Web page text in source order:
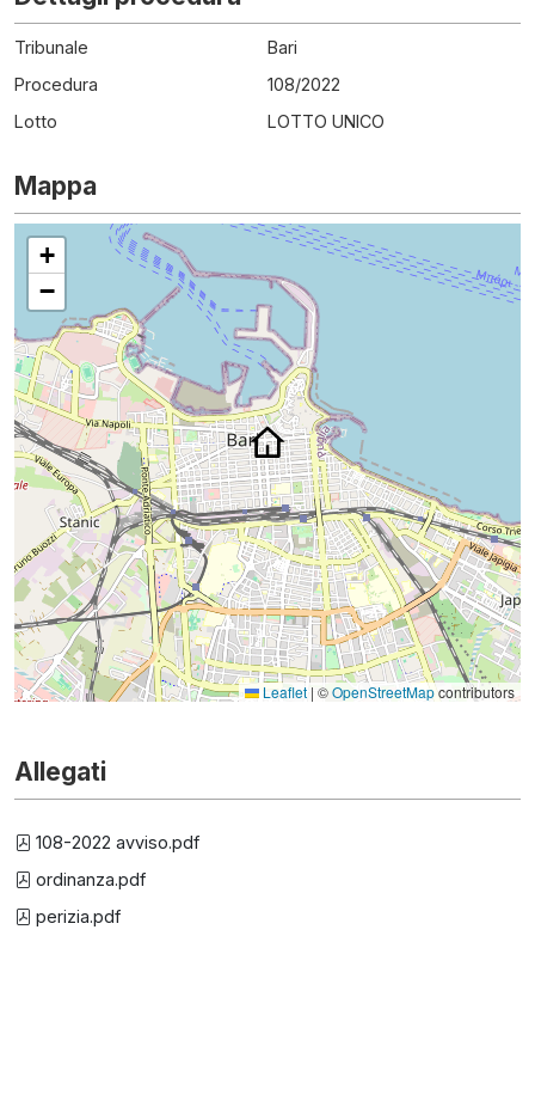
Tribunale
Bari
Procedura
108/2022
Lotto
LOTTO UNICO
Mappa
+
−
Leaflet | ©OpenStreetMapcontributors
Allegati
108-2022 avviso.pdf
ordinanza.pdf
perizia.pdf